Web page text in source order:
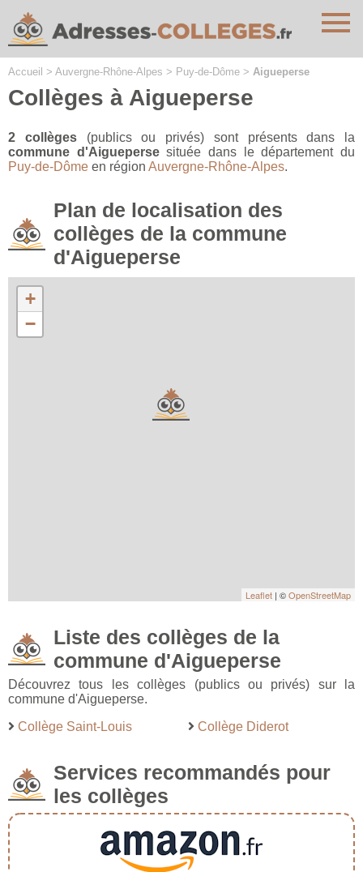
Accueil > Auvergne-Rhône-Alpes > Puy-de-Dôme > Aigueperse
Collèges à Aigueperse
2 collèges(publics ou privés) sont présents dans la
commune d'Aiguepersesituée dans le département du
Puy-de-Dôme en région Auvergne-Rhône-Alpes.
Plan de localisation des
collèges de la commune
d'Aigueperse
+
−
Leaflet | ©OpenStreetMap
Liste des collèges de la
commune d'Aigueperse
Découvrez tous les collèges (publics ou privés) sur la
commune d'Aigueperse.
Collège Saint-Louis
Collège Diderot
Services recommandés pour
les collèges